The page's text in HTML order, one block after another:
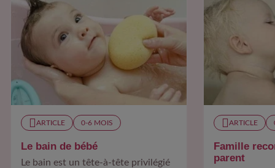
ARTICLE 0-6 MOIS​
Le bain de bébé
Le bain est un tête-à-tête privilégié
ARTICLE
Famille
parent